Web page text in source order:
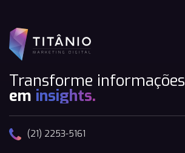
Transforme informações
em insights.
(21) 2253-5161